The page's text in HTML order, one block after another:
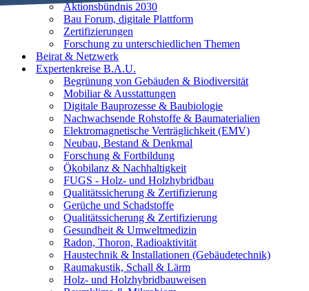
Aktionsbündnis 2030
Bau Forum, digitale Plattform
Zertifizierungen
Forschung zu unterschiedlichen Themen
Beirat & Netzwerk
Expertenkreise B.A.U.
Begrünung von Gebäuden & Biodiversität
Mobiliar & Ausstattungen
Digitale Bauprozesse & Baubiologie
Nachwachsende Rohstoffe & Baumaterialien
Elektromagnetische Verträglichkeit (EMV)
Neubau, Bestand & Denkmal
Forschung & Fortbildung
Ökobilanz & Nachhaltigkeit
FUGS - Holz- und Holzhybridbau
Qualitätssicherung & Zertifizierung
Gerüche und Schadstoffe
Qualitätssicherung & Zertifizierung
Gesundheit & Umweltmedizin
Radon, Thoron, Radioaktivität
Haustechnik & Installationen (Gebäudetechnik)
Raumakustik, Schall & Lärm
Holz- und Holzhybridbauweisen